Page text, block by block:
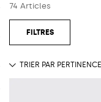
74 Articles